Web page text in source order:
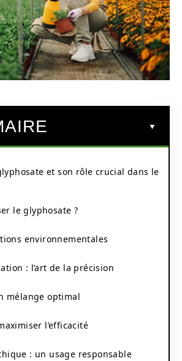
et son rôle crucial dans le
le glyphosate ?
environnementales
: l’art de la précision
mélange optimal
l’efficacité
: un usage responsable